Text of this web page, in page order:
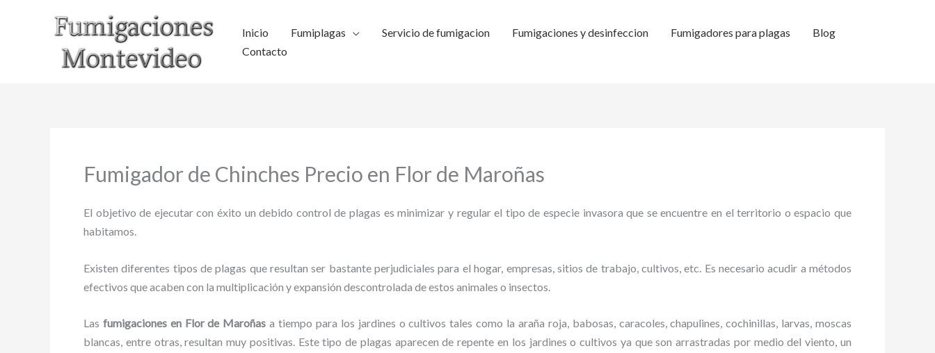
Inicio Fumiplagas Servicio de fumigacion Fumigaciones y desinfeccion Fumigadores para plagas
Blog
Contacto
Fumigador de Chinches Precio en Flor de Maroñas
El objetivo de ejecutar con éxito un debido control de plagas es minimizar y regular el tipo de especie invasora que se encuentre en el territorio o espacio que
habitamos.
Existen diferentes tipos de plagas que resultan ser bastante perjudiciales para el hogar, empresas, sitios de trabajo, cultivos, etc. Es necesario acudir a métodos
efectivos que acaben con la multiplicación y expansión descontrolada de estos animales o insectos.
Las fumigaciones en Flor de Maroñas a tiempo para los jardines o cultivos tales como la araña roja, babosas, caracoles, chapulines, cochinillas, larvas, moscas
blancas, entre otras, resultan muy positivas. Este tipo de plagas aparecen de repente en los jardines o cultivos ya que son arrastradas por medio del viento, un